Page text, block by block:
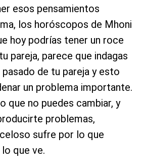
esos pensamientos
los horóscopos de Mhoni
hoy podrías tener un roce
pareja, parece que indagas
de tu pareja y esto
un problema importante.
que no puedes cambiar, y
problemas,
sufre por lo que
que ve.